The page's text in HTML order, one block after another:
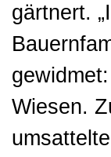
gärtnert.
Wiesen.